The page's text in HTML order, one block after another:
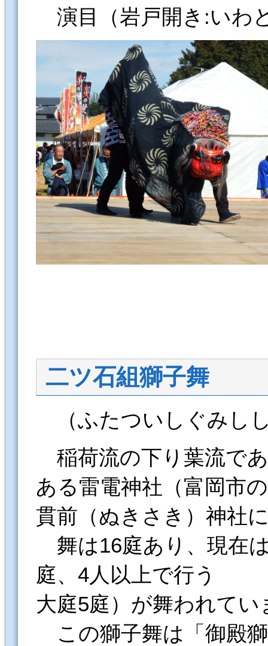
演目（岩戸開き:いわ
二ツ石組獅子舞
（ふたついしぐみし
稲荷流の下り葉流で
ある雷電神社（富岡市の
貫前（ぬきさき）神社
舞は16庭あり、現在
庭、4人以上で行う
大庭5庭）が舞われてい
この獅子舞は「御殿